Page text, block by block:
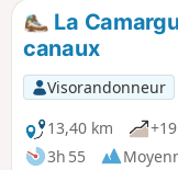
La
canaux
Visorandonneur
13,40 km
3h 55